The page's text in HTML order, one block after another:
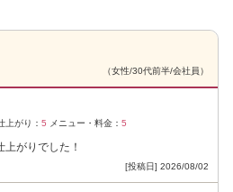
（女性/30代前半/会社員）
上がり： 5 メニュー・料金： 5
がりでした！
[投稿日] 2026/08/02